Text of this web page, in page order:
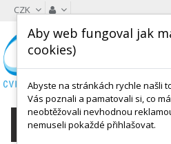
CZK
KATEGORIE
Aby web fungoval jak
cookies)
Abyste na stránkách rychle našli
Vás poznali a pamatovali si, co
neobtěžovali nevhodnou
nemuseli pokaždé přihlašovat.